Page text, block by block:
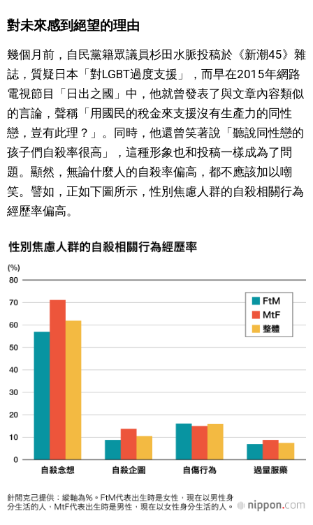
醫療健康
語言
東京
編輯部通知
對未來感到絕望的理由
幾個月前，自民黨籍眾議員杉田水脈投稿於《新潮45》雜
誌，質疑日本「對LGBT過度支援」，而早在2015年網路
電視節目「日出之國」中，他就曾發表了與文章內容類似
的言論，聲稱「用國民的稅金來支援沒有生產力的同性
戀，豈有此理？」。同時，他還曾笑著說「聽說同性戀的
孩子們自殺率很高」，這種形象也和投稿一樣成為了問
題。顯然，無論什麼人的自殺率偏高，都不應該加以嘲
笑。譬如，正如下圖所示，性別焦慮人群的自殺相關行為
經歷率偏高。